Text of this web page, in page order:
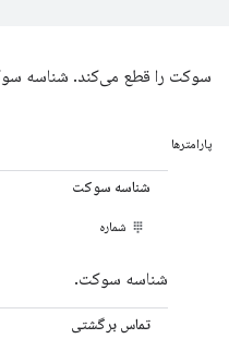
سوکت را قطع می‌کند. شناسه
پارامترها
شناسه سوکت
شماره
شناسه سوکت.
تماس برگشتی